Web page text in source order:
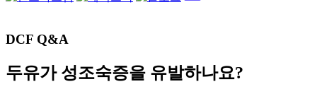
DCF Q&A
두유가 성조숙증을 유발하나요?